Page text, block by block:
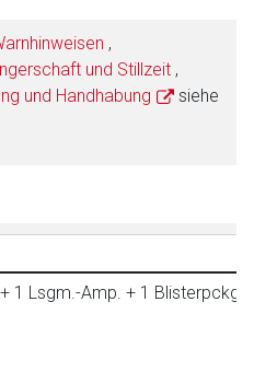
,
und Stillzeit ,
und Handhabung
siehe
1 Lsgm.-Amp. + 1 Blisterpckg.